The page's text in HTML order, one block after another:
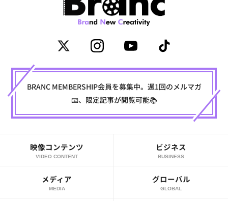
BRANC MEMBERSHIP会員を募集中。週1回のメルマガ
📧、限定記事が閲覧可能📚
映像コンテンツ
VIDEO CONTENT
ビジネス
BUSINESS
メディア
MEDIA
グローバル
GLOBAL